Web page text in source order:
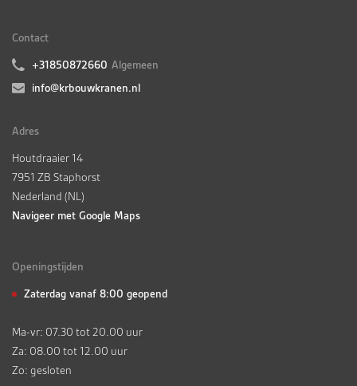
Contact
+31850872660 Algemeen
info@krbouwkranen.nl
Adres
Houtdraaier 14
7951 ZB Staphorst
Nederland (NL)
Navigeer met Google Maps
Openingstijden
Zaterdag vanaf 8:00 geopend
Ma-vr: 07.30 tot 20.00 uur
Za: 08.00 tot 12.00 uur
Zo: gesloten